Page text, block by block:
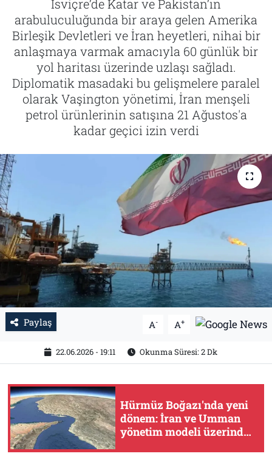
İsviçre’de Katar ve Pakistan’ın
arabuluculuğunda bir araya gelen Amerika
Birleşik Devletleri ve İran heyetleri, nihai bir
anlaşmaya varmak amacıyla 60 günlük bir
yol haritası üzerinde uzlaşı sağladı.
Diplomatik masadaki bu gelişmelere paralel
olarak Vaşington yönetimi, İran menşeli
petrol ürünlerinin satışına 21 Ağustos'a
kadar geçici izin verdi
Paylaş A- A+
22.06.2026 - 19:11 Okunma Süresi: 2 Dk
Hürmüz Boğazı'nda yeni
dönem: İran ve Umman
yönetim modeli üzerinde
Tarih
İletişim
Künye